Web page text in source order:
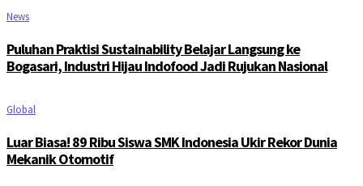
News
Puluhan Praktisi Sustainability Belajar Langsung ke
Bogasari, Industri Hijau Indofood Jadi Rujukan Nasional
Global
Luar Biasa! 89 Ribu Siswa SMK Indonesia Ukir Rekor Dunia
Mekanik Otomotif